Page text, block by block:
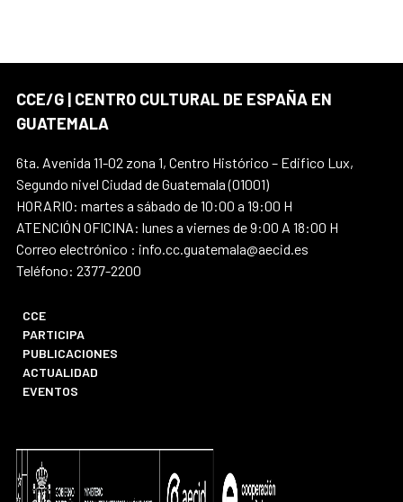
CCE/G | CENTRO CULTURAL DE ESPAÑA EN
GUATEMALA
6ta. Avenida 11-02 zona 1, Centro Histórico – Edifico Lux,
Segundo nivel Ciudad de Guatemala (01001)
HORARIO: martes a sábado de 10:00 a 19:00 H
ATENCIÓN OFICINA: lunes a viernes de 9:00 A 18:00 H
Correo electrónico : info.cc.guatemala@aecid.es
Teléfono: 2377-2200
CCE
PARTICIPA
PUBLICACIONES
ACTUALIDAD
EVENTOS